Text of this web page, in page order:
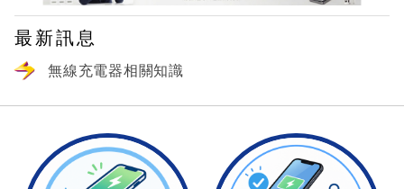
最新訊息
無線充電器相關知識